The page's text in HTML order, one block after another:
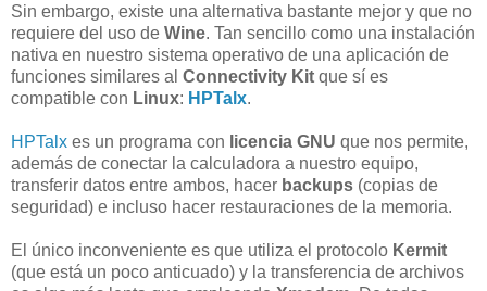
Sin embargo, existe una alternativa bastante mejor y que no
requiere del uso de Wine. Tan sencillo como una instalación
nativa en nuestro sistema operativo de una aplicación de
funciones similares al Connectivity Kit que sí es
compatible con Linux: HPTalx.
HPTalx es un programa con licencia GNU que nos permite,
además de conectar la calculadora a nuestro equipo,
transferir datos entre ambos, hacer backups (copias de
seguridad) e incluso hacer restauraciones de la memoria.
El único inconveniente es que utiliza el protocolo Kermit
(que está un poco anticuado) y la transferencia de archivos